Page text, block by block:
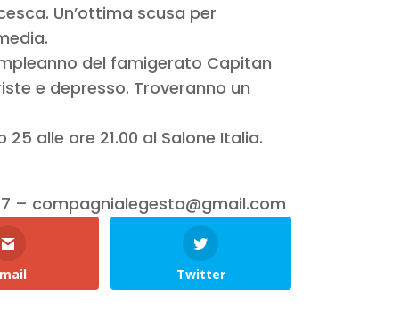
Un’ottima scusa per
del famigerato Capitan
e depresso. Troveranno un
alle ore 21.00 al Salone Italia.
– compagnialegesta@gmail.com
Twitter